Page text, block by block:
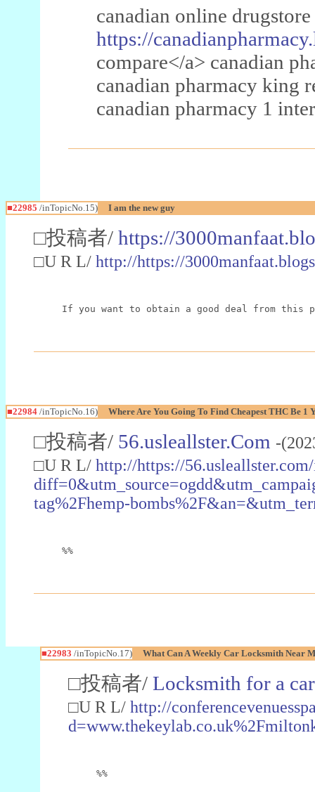
canadian online
https://
compare</a> canadian
canadian pharmacy king
canadian pharmacy 1
■22985 /inTopicNo.15) I am the new guy
□投稿者/ https://
□U R L/ http://https://
If you want to obtain a good deal from this
■22984 /inTopicNo.16) Where Are You Going To Find Cheapest THC Be 1
□投稿者/ 56.usleallster.Com -
□U R L/ http://https://
tag%2Fhemp-
%%
■22983 /inTopicNo.17) What Can A Weekly Car Locksmith Near
□投稿者/ Locksmith for a car
□U R L/ http://
%%